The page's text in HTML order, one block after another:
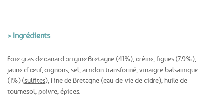
> Ingrédients
Foie gras de canard origine Bretagne (41%), crème , figues (7.9%),
jaune d’œuf, oignons, sel, amidon transformé, vinaigre balsamique
(1%) (sulfites), Fine de Bretagne (eau-de-vie de cidre), huile de
tournesol, poivre, épices.